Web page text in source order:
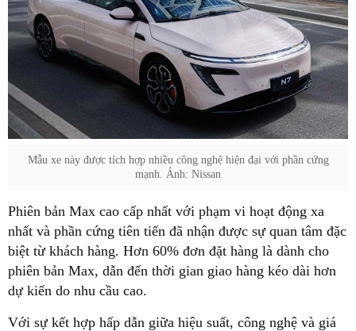
Mẫu xe này được tích hợp nhiều công nghệ hiện đại với phần cứng
mạnh. Ảnh: Nissan
Phiên bản Max cao cấp nhất với phạm vi hoạt động xa
nhất và phần cứng tiên tiến đã nhận được sự quan tâm đặc
biệt từ khách hàng. Hơn 60% đơn đặt hàng là dành cho
phiên bản Max, dẫn đến thời gian giao hàng kéo dài hơn
dự kiến do nhu cầu cao.
Với sự kết hợp hấp dẫn giữa hiệu suất, công nghệ và giá